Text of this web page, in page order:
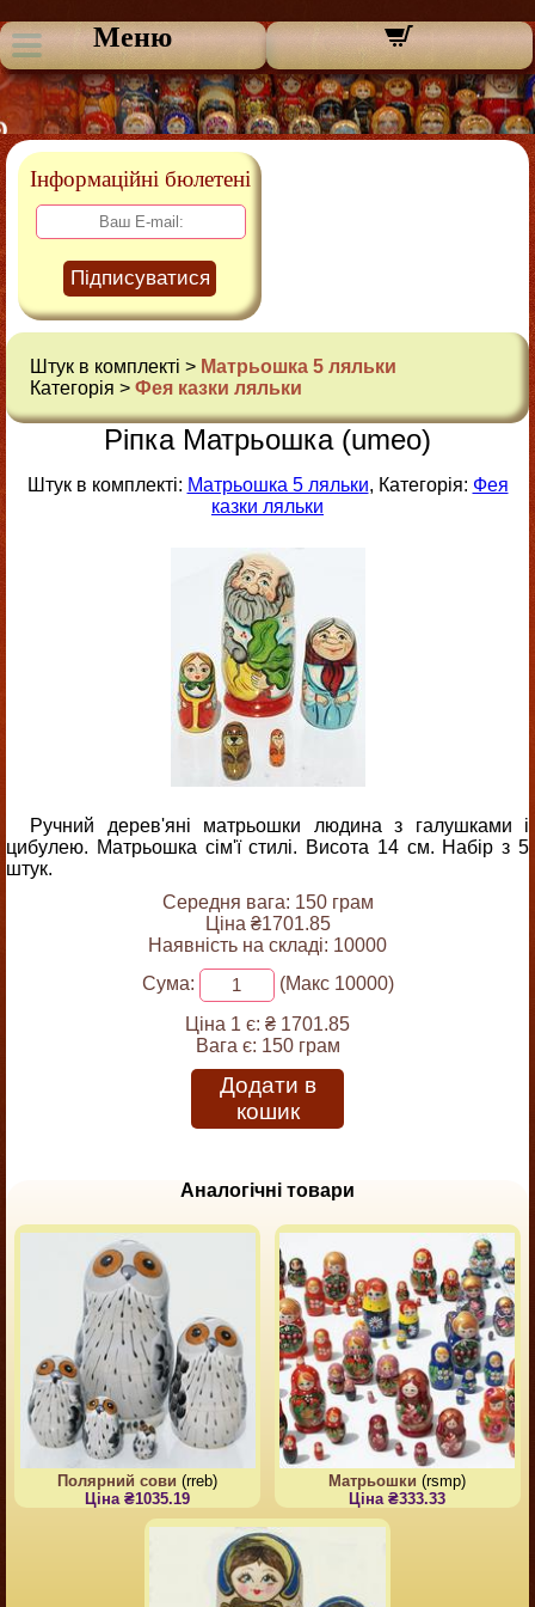
Меню
Інформаційні бюлетені
Підписуватися
Штук в комплекті > Матрьошка 5 ляльки
Категорія > Фея казки ляльки
Ріпка Матрьошка (umeo)
Штук в комплекті: Матрьошка 5 ляльки, Категорія: Фея
казки ляльки
Ручний дерев'яні матрьошки людина з галушками і
цибулею. Матрьошка сім'ї стилі. Висота 14 см. Набір з 5
штук.
Середня вага: 150 грам
Ціна ₴1701.85
Наявність на складі: 10000
Сума:
(Макс 10000)
Ціна 1 є: ₴ 1701.85
Вага є: 150 грам
Додати в
кошик
Аналогічні товари
Полярний сови (rreb)
Ціна ₴1035.19
Матрьошки (rsmp)
Ціна ₴333.33